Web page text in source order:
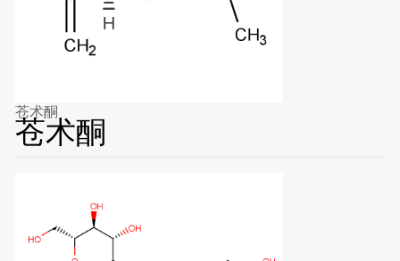
苍术酮
苍术酮